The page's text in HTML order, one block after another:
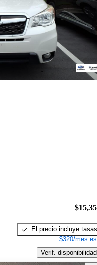
El precio incluye tasas
$320/mes
Verif. disponibilidad